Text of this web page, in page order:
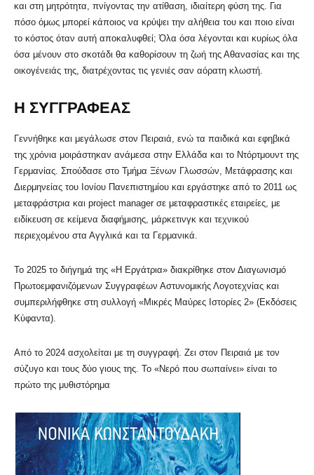
και στη μητρότητα, πνίγοντας την ατίθαση, ιδιαίτερη φύση της. Για
πόσο όμως μπορεί κάποιος να κρύψει την αλήθεια του και ποιο είναι
το κόστος όταν αυτή αποκαλυφθεί; Όλα όσα λέγονται και κυρίως όλα
όσα μένουν στο σκοτάδι θα καθορίσουν τη ζωή της Αθανασίας και της
οικογένειάς της, διατρέχοντας τις γενιές σαν αόρατη κλωστή.
Η ΣΥΓΓΡΑΦΕΑΣ
Γεννήθηκε και μεγάλωσε στον Πειραιά, ενώ τα παιδικά και εφηβικά
της χρόνια μοιράστηκαν ανάμεσα στην Ελλάδα και το Ντόρτμουντ της
Γερμανίας. Σπούδασε στο Τμήμα Ξένων Γλωσσών, Μετάφρασης και
Διερμηνείας του Ιονίου Πανεπιστημίου και εργάστηκε από το 2011 ως
μεταφράστρια και project manager σε μεταφραστικές εταιρείες, με
ειδίκευση σε κείμενα διαφήμισης, μάρκετινγκ και τεχνικού
περιεχομένου στα Αγγλικά και τα Γερμανικά.
Το 2025 το διήγημά της «Η Εργάτρια» διακρίθηκε στον Διαγωνισμό
Πρωτοεμφανιζόμενων Συγγραφέων Αστυνομικής Λογοτεχνίας και
συμπεριλήφθηκε στη συλλογή «Μικρές Μαύρες Ιστορίες 2» (Εκδόσεις
Κύφαντα).
Από το 2024 ασχολείται με τη συγγραφή. Ζει στον Πειραιά με τον
σύζυγο και τους δύο γιους της. Το «Νερό που σωπαίνει» είναι το
πρώτο της μυθιστόρημα